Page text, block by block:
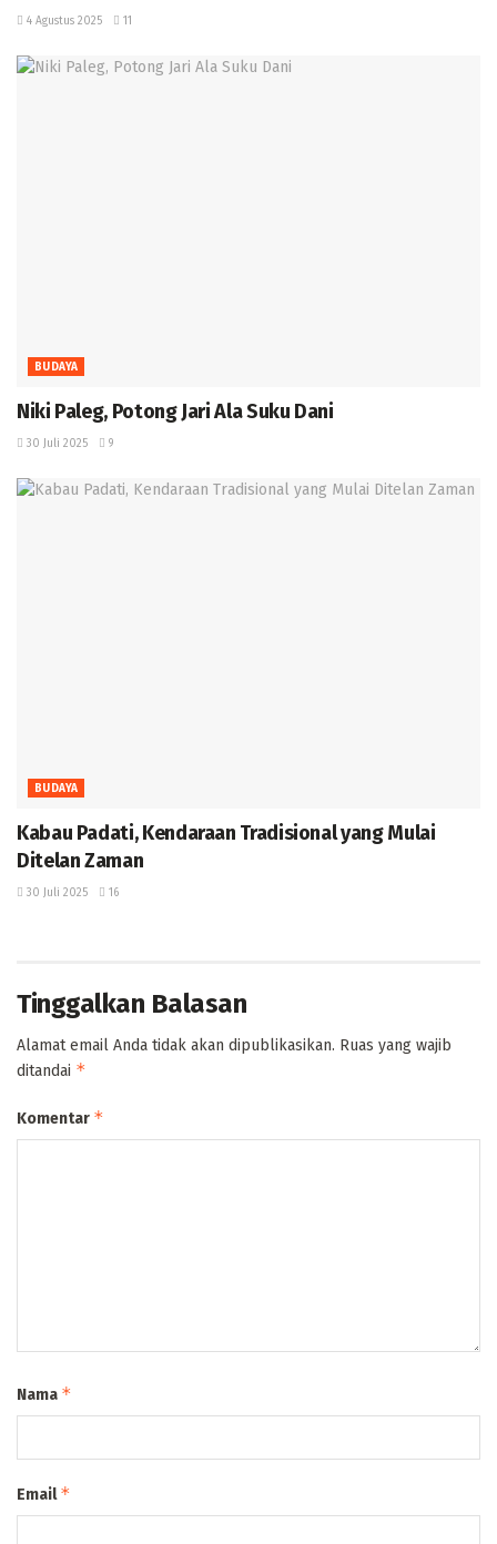
4 Agustus 2025 11
BUDAYA
Niki Paleg, Potong Jari Ala Suku Dani
30 Juli 2025 9
BUDAYA
Kabau Padati, Kendaraan Tradisional yang Mulai
Ditelan Zaman ‎
30 Juli 2025 16
Tinggalkan Balasan
Alamat email Anda tidak akan dipublikasikan. Ruas yang wajib
ditandai *
Komentar *
Nama *
Email*